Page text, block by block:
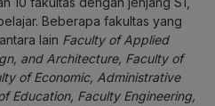
Beberapa fakultas yang
antara lain Faculty of Applied
and Architecture, Faculty of
of Economic, Administrative
Education, Faculty Engineering,